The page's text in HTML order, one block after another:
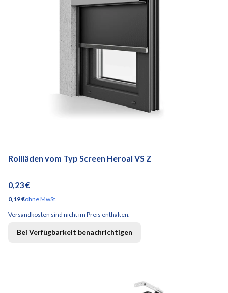
Rollläden vom Typ Screen Heroal VS Z
Preis
0,23 €
Preis
0,19 €ohne MwSt.
Versandkosten sind nicht im Preis enthalten.
Bei Verfügbarkeit benachrichtigen